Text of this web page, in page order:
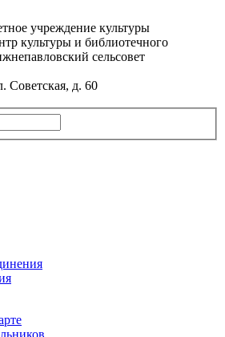
учреждение культуры
культуры и библиотечного
сельсовет
Советская, д. 60